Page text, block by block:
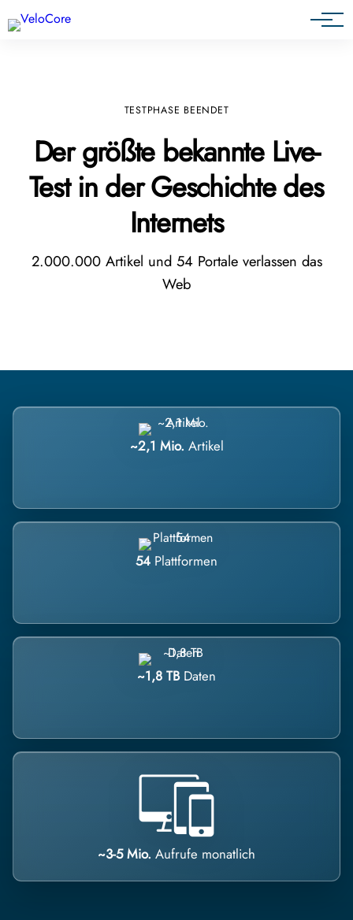
Agenturen & Webdesigner
TESTPHASE BEENDET
Der größte bekannte Live-
Test in der Geschichte des
Internets
2.000.000 Artikel und 54 Portale verlassen das
Web
~2,1 Mio. Artikel
54 Plattformen
~1,8 TB Daten
~3-5 Mio. Aufrufe monatlich